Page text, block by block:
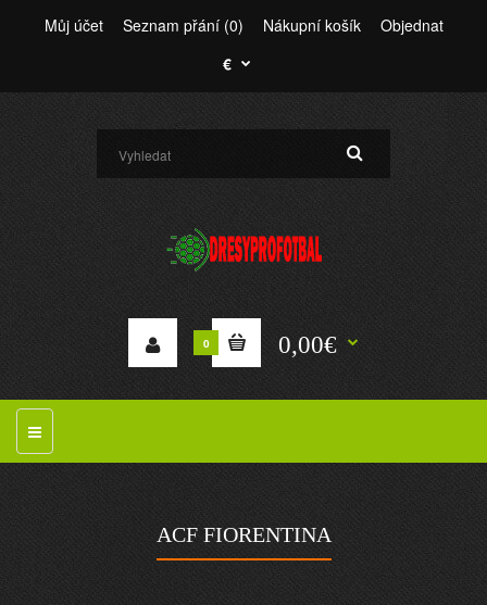
Můj účet Seznam přání (0) Nákupní košík
Objednat
€
0 0,00€
ACF FIORENTINA